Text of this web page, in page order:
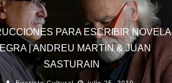
PARA ESCRIBIR NOVELA
| ANDREU MARTÍN & JUAN
SASTURAIN